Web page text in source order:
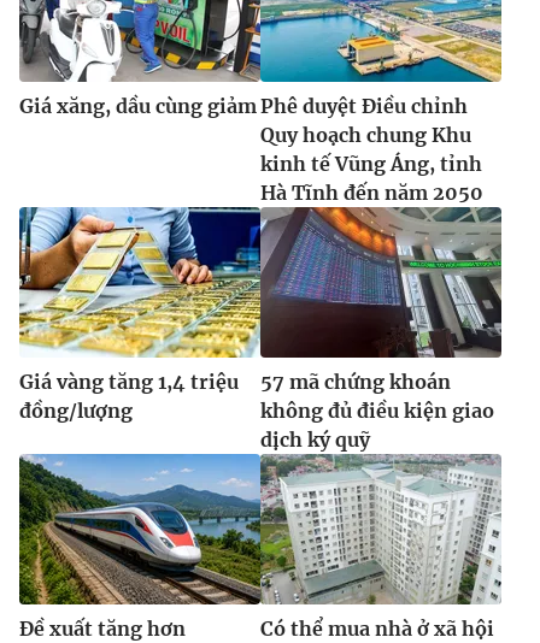
Giá xăng, dầu cùng giảm Phê duyệt Điều chỉnh
Quy hoạch chung Khu
kinh tế Vũng Áng, tỉnh
Hà Tĩnh đến năm 2050
Giá vàng tăng 1,4 triệu
đồng/lượng
57 mã chứng khoán
không đủ điều kiện giao
dịch ký quỹ
Đề xuất tăng hơn
Có thể mua nhà ở xã hội